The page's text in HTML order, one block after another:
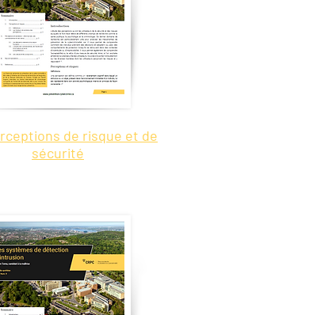
de risque et de
sécurité